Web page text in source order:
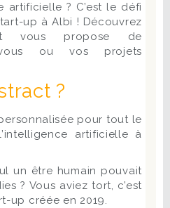
artificielle ? C’est le défi
up à Albi ! Découvrez
vous propose de
ou vos projets
?
pour tout le
artificielle à
un être humain pouvait
? Vous aviez tort, c’est
up créée en 2019.